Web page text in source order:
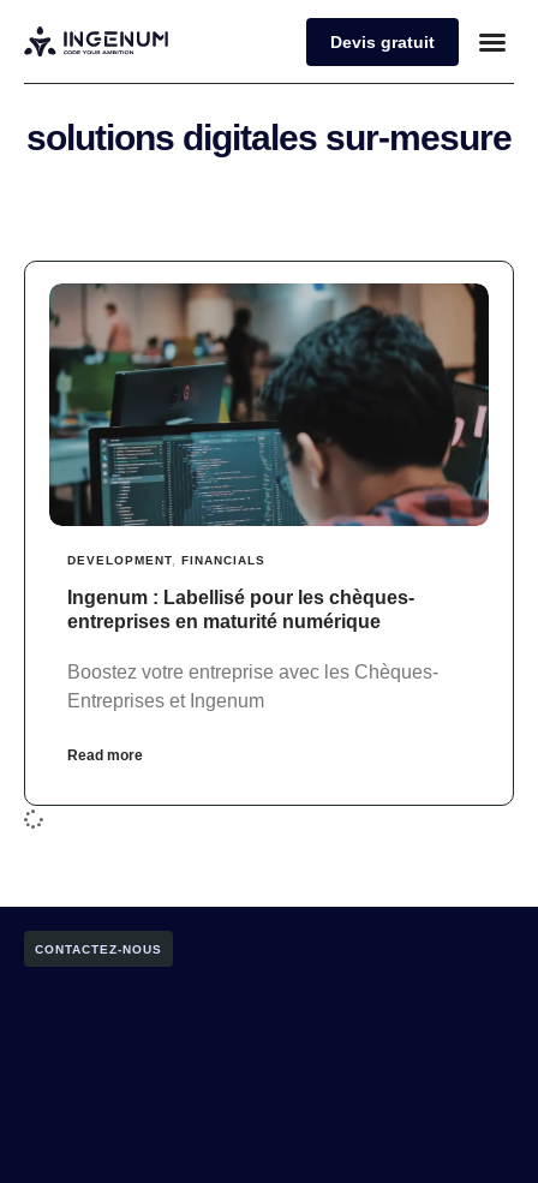
Devis gratuit
solutions digitales sur-mesure
DEVELOPMENT FINANCIALS
Ingenum : Labellisé pour les chèques-
entreprises en maturité numérique
Boostez votre entreprise avec les Chèques-
Entreprises et Ingenum
Read more
CONTACTEZ-NOUS